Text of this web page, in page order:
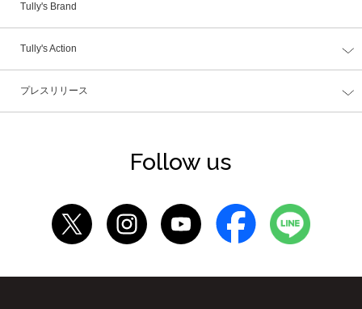
Tully's Brand
Tully's Action
プレスリリース
Follow us